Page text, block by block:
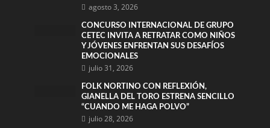
agosto 3, 2026
CONCURSO INTERNACIONAL DE GRUPO
CETEC INVITA A RETRATAR COMO NIÑOS
Y JÓVENES ENFRENTAN SUS DESAFÍOS
EMOCIONALES
julio 31, 2026
FOLK NORTINO CON REFLEXIÓN,
GIANELLA DEL TORO ESTRENA SENCILLO
“CUANDO ME HAGA POLVO”
julio 28, 2026